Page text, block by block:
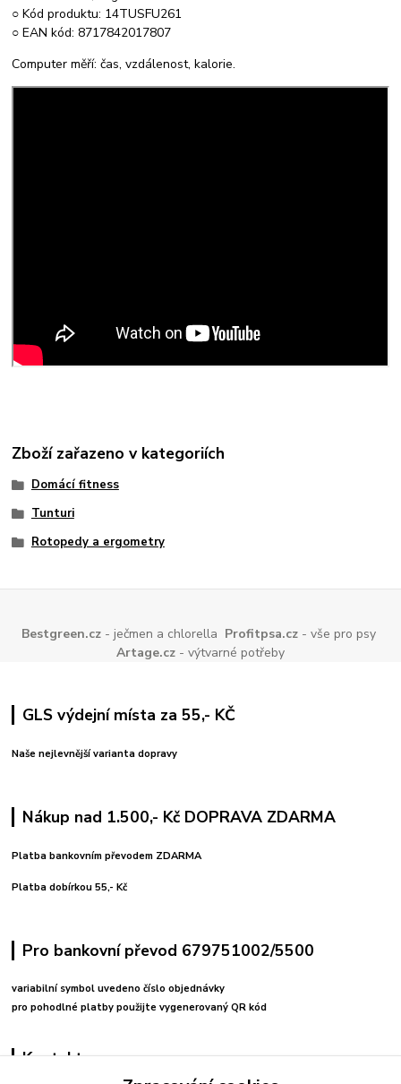
○ Kód produktu: 14TUSFU261
○ EAN kód: 8717842017807
Computer měří: čas, vzdálenost, kalorie.
Zboží zařazeno v kategoriích
Domácí fitness
Tunturi
Rotopedy a ergometry
Bestgreen.cz - ječmen a chlorella Profitpsa.cz - vše pro psy
Artage.cz - výtvarné potřeby
GLS výdejní místa za 55,- KČ
Naše nejlevnější varianta dopravy
Nákup nad 1.500,- Kč DOPRAVA ZDARMA
Platba bankovním převodem ZDARMA
Platba dobírkou 55,- Kč
Pro bankovní převod 679751002/5500
variabilní symbol uvedeno číslo objednávky
pro pohodlné platby použijte vygenerovaný QR kód
Kontakty